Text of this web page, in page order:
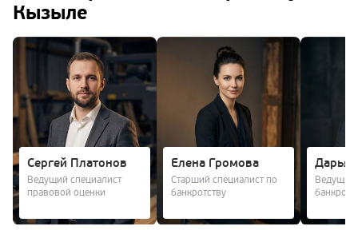
Кызыле
Сергей Платонов
Ведущий специалист
правовой оценки
Елена Громова
Старший специалист по
банкротству
Дарья
Ведущий